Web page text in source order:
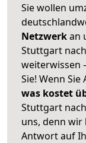
Sie wollen
Netzwerkan
Stuttgart
weiterwissen
Sie! Wenn
was kostet
Stuttgart
uns, denn wir
Antwort auf